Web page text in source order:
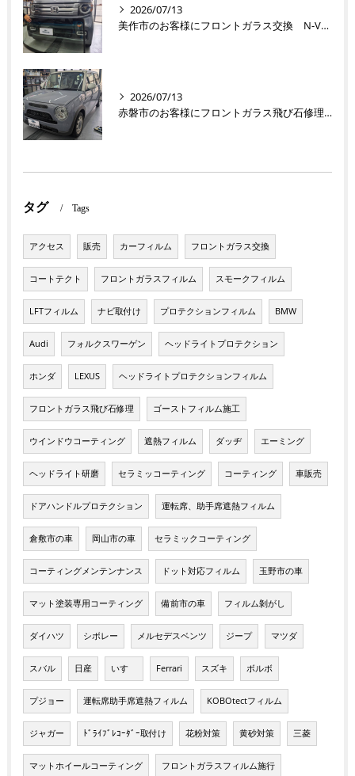
2026/07/13
美作市のお客様にフロントガラス交換 N-VAN【nexus株式会社】
2026/07/13
赤磐市のお客様にフロントガラス飛び石修理 ラパン【nexus株式会社】
タグ Tags
アクセス 販売 カーフィルム フロントガラス交換
コートテクト フロントガラスフィルム スモークフィルム
LFTフィルム ナビ取付け プロテクションフィルム BMW
Audi フォルクスワーゲン ヘッドライトプロテクション
ホンダ LEXUS ヘッドライトプロテクションフィルム
フロントガラス飛び石修理 ゴーストフィルム施工
ウインドウコーティング 遮熱フィルム ダッヂ エーミング
ヘッドライト研磨 セラミッコーティング コーティング 車販売
ドアハンドルプロテクション 運転席、助手席遮熱フィルム
倉敷市の車 岡山市の車 セラミックコーティング
コーティングメンテンナンス ドット対応フィルム 玉野市の車
マット塗装専用コーティング 備前市の車 フィルム剝がし
ダイハツ シボレー メルセデスベンツ ジープ マツダ
スバル 日産 いすゞ Ferrari スズキ ボルボ
プジョー 運転席助手席遮熱フィルム KOBOtectフィルム
ジャガー ﾄﾞﾗｲﾌﾞﾚｺｰﾀﾞｰ取付け 花粉対策 黄砂対策 三菱
マットホイールコーティング フロントガラスフィルム施行